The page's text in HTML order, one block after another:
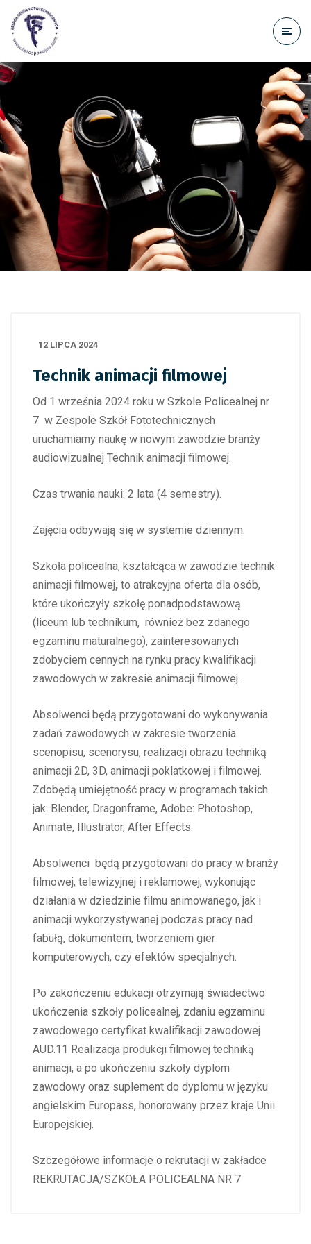
treści
12 LIPCA 2024
Technik animacji filmowej
Od 1 września 2024 roku w Szkole Policealnej nr
7 w Zespole Szkół Fototechnicznych
uruchamiamy naukę w nowym zawodzie branży
audiowizualnej Technik animacji filmowej.
Czas trwania nauki: 2 lata (4 semestry).
Zajęcia odbywają się w systemie dziennym.
Szkoła policealna, kształcąca w zawodzie technik
animacji filmowej, to atrakcyjna oferta dla osób,
które ukończyły szkołę ponadpodstawową
(liceum lub technikum, również bez zdanego
egzaminu maturalnego), zainteresowanych
zdobyciem cennych na rynku pracy kwalifikacji
zawodowych w zakresie animacji filmowej.
Absolwenci będą przygotowani do wykonywania
zadań zawodowych w zakresie tworzenia
scenopisu, scenorysu, realizacji obrazu techniką
animacji 2D, 3D, animacji poklatkowej i filmowej.
Zdobędą umiejętność pracy w programach takich
jak: Blender, Dragonframe, Adobe: Photoshop,
Animate, Illustrator, After Effects.
Absolwenci będą przygotowani do pracy w branży
filmowej, telewizyjnej i reklamowej, wykonując
działania w dziedzinie filmu animowanego, jak i
animacji wykorzystywanej podczas pracy nad
fabułą, dokumentem, tworzeniem gier
komputerowych, czy efektów specjalnych.
Po zakończeniu edukacji otrzymają świadectwo
ukończenia szkoły policealnej, zdaniu egzaminu
zawodowego certyfikat kwalifikacji zawodowej
AUD.11 Realizacja produkcji filmowej techniką
animacji, a po ukończeniu szkoły dyplom
zawodowy oraz suplement do dyplomu w języku
angielskim Europass, honorowany przez kraje Unii
Europejskiej.
Szczegółowe informacje o rekrutacji w zakładce
REKRUTACJA/SZKOŁA POLICEALNA NR 7